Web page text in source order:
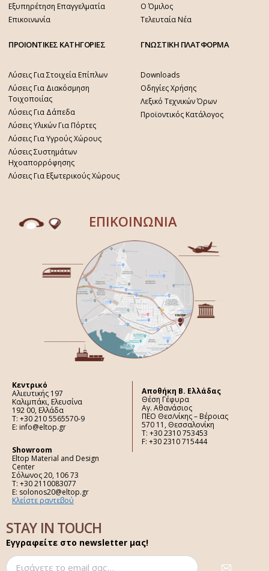
Εξυπηρέτηση Επαγγελματία
Επικοινωνία
Ο Όμιλος
Τελευταία Νέα
ΠΡΟΙΟΝΤΙΚΕΣ ΚΑΤΗΓΟΡΙΕΣ
Λύσεις Για Στοιχεία Επίπλων
Λύσεις Για Διακόσμηση
Τοιχοποιίας
Λύσεις Για Δάπεδα
Λύσεις Υλικών Για Πόρτες
Λύσεις Για Υγρούς Χώρους
Λύσεις Συστημάτων
Ηχοαπορρόφησης
Λύσεις Για Εξωτερικούς Χώρους
ΓΝΩΣΤΙΚΗ ΠΛΑΤΦΟΡΜΑ
Downloads
Οδηγίες Χρήσης
Λεξικό Τεχνικών Όρων
Προϊοντικός Κατάλογος
ΕΠΙΚΟΙΝΩΝΙΑ
Κεντρικό
Αλιευτικής 197
Καλιμπάκι, Ελευσίνα
192 00, Ελλάδα
Τ: +30 210 5565570-9
E: info@eltop.gr
Showroom
Eltop Material and Design
Center
Σόλωνος 20, 106 73
Τ: +30 2110083077
E: solonos20@eltop.gr
Κλείστε ραντεβού
Aποθήκη Β. Ελλάδας
Θέση Γέφυρα
Αγ. Αθανάσιος
ΠΕΟ Θεσ/νίκης – Βέροιας
570 11, Θεσσαλονίκη
Τ: +30 2310 753453
F: +30 2310 715444
STAY IN TOUCH
Εγγραφείτε στο newsletter μας!